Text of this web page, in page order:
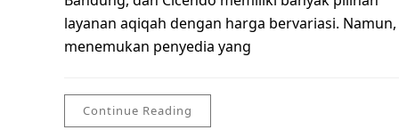
layanan aqiqah dengan harga bervariasi. Namun,
menemukan penyedia yang
Continue Reading